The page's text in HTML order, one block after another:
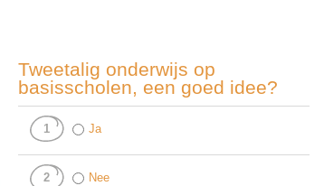
Tweetalig onderwijs op
basisscholen, een goed idee?
1 Ja
2 Nee